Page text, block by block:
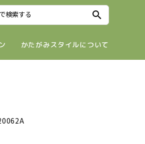
search
かたがみスタイルについて